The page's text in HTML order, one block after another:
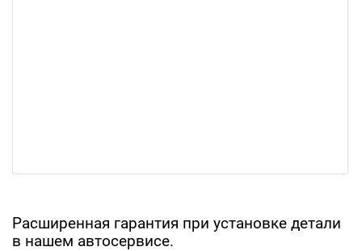
Расширенная гарантия при установке детали
в нашем автосервисе.